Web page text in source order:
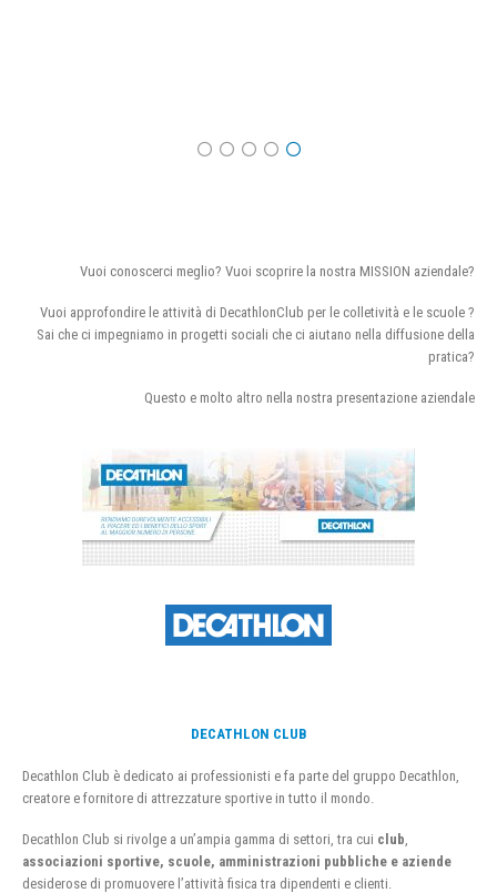
Vuoi conoscerci meglio? Vuoi scoprire la nostra MISSION aziendale?
Vuoi approfondire le attività di DecathlonClub per le colletività e le scuole ?
Sai che ci impegniamo in progetti sociali che ci aiutano nella diffusione della
pratica?
Questo e molto altro nella nostra presentazione aziendale
DECATHLON CLUB
Decathlon Club è dedicato ai professionisti e fa parte del gruppo Decathlon,
creatore e fornitore di attrezzature sportive in tutto il mondo.
Decathlon Club si rivolge a un’ampia gamma di settori, tra cui club
associazioni sportive, scuole, amministrazioni pubbliche e aziende
desiderose di promuovere l’attività fisica tra dipendenti e clienti.